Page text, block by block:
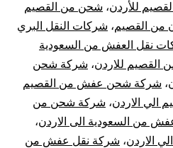
للأردن، شحن من القصيم
من القصيم، شركات النقل البري
نقل العفش من السعودية
القصيم للاردن، شركة شحن
، شركة شحن عفش من القصيم
الي الاردن، شركة شحن من
من السعودية الى الاردن،
الاردن، شركة نقل عفش من